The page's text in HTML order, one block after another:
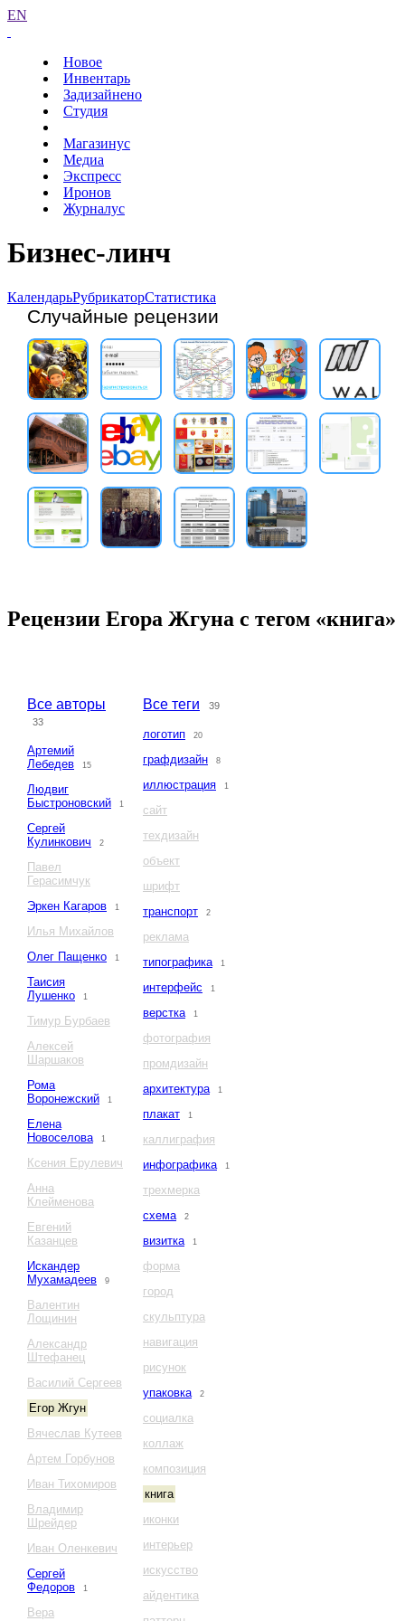
EN
Новое
Инвентарь
Задизайнено
Студия
Магазинус
Медиа
Экспресс
Иронов
Журналус
Бизнес-линч
КалендарьРубрикаторСтатистика
Случайные рецензии
Рецензии Егора Жгуна с тегом «книга»
Все авторы
33
Артемий
Лебедев
15
Людвиг
Быстроновский
1
Сергей
Кулинкович
2
Павел
Герасимчук
Эркен Кагаров
1
Илья Михайлов
Олег Пащенко
1
Таисия
Лушенко
1
Тимур Бурбаев
Алексей
Шаршаков
Рома
Воронежский
1
Елена
Новоселова
1
Ксения Ерулевич
Анна
Клейменова
Евгений
Казанцев
Искандер
Мухамадеев
9
Валентин
Лощинин
Александр
Штефанец
Василий Сергеев
Егор Жгун
Вячеслав Кутеев
Артем Горбунов
Иван Тихомиров
Владимир
Шрейдер
Иван Оленкевич
Сергей
Федоров
1
Вера
Все теги 39
логотип 20
графдизайн 8
иллюстрация 1
сайт
техдизайн
объект
шрифт
транспорт
2
реклама
типографика
1
интерфейс 1
верстка 1
фотография
промдизайн
архитектура
1
плакат 1
каллиграфия
инфографика
1
трехмерка
схема
2
визитка 1
форма
город
скульптура
навигация
рисунок
упаковка
2
социалка
коллаж
композиция
книга
иконки
интерьер
искусство
айдентика